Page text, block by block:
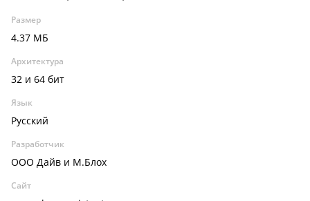
Размер
4.37 МБ
Архитектура
32 и 64 бит
Язык
Русский
Разработчик
ООО Дайв и М.Блох
Сайт